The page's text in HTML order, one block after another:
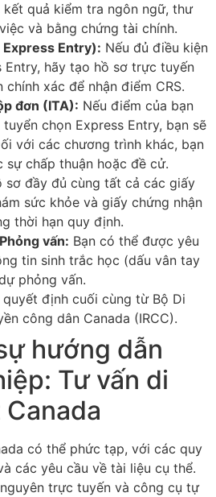
kết quả kiểm tra ngôn ngữ, thư
và bằng chứng tài chính.
Entry): Nếu đủ điều kiện
Entry, hãy tạo hồ sơ trực tuyến
xác để nhận điểm CRS.
đơn (ITA): Nếu điểm của bạn
chọn Express Entry, bạn sẽ
với các chương trình khác, bạn
sự chấp thuận hoặc đề cử.
sơ đầy đủ cùng tất cả các giấy
sức khỏe và giấy chứng nhận
thời hạn quy định.
vấn: Bạn có thể được yêu
tin sinh trắc học (dấu vân tay
phỏng vấn.
quyết định cuối cùng từ Bộ Di
công dân Canada (IRCC).
hướng dẫn
Tư vấn di
có thể phức tạp, với các quy
các yêu cầu về tài liệu cụ thể.
trực tuyến và công cụ tự